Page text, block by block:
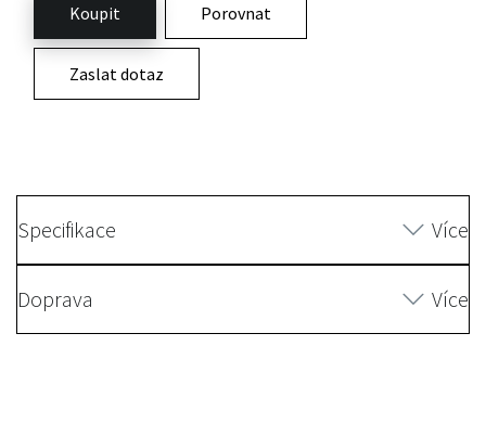
Koupit Porovnat
Zaslat dotaz
Specifikace Více
Doprava Více